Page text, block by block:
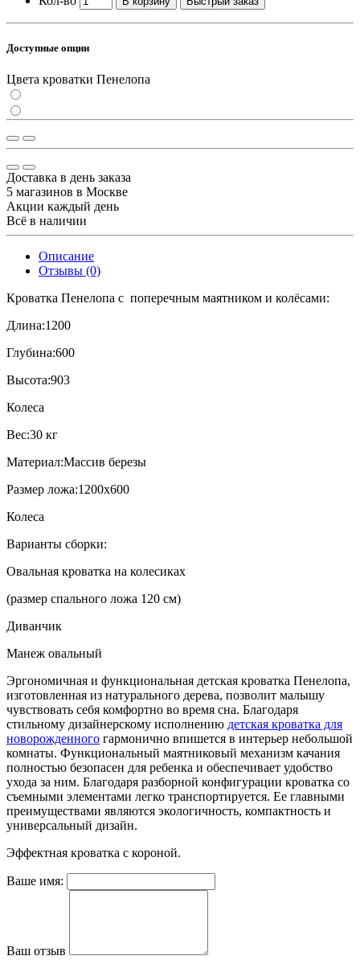
Доступные опции
Цвета кроватки Пенелопа
Доставка в день заказа
5 магазинов в Москве
Акции каждый день
Всё в наличии
Описание
Отзывы (0)
Кроватка Пенелопа с поперечным маятником и колёсами:
Длина:1200
Глубина:600
Высота:903
Колеса
Вес:30 кг
Материал:Массив березы
Размер ложа:1200х600
Колеса
Варианты сборки:
Овальная кроватка на колесиках
(размер спального ложа 120 см)
Диванчик
Манеж овальный
Эргономичная и функциональная детская кроватка Пенелопа,
изготовленная из натурального дерева, позволит малышу
чувствовать себя комфортно во время сна. Благодаря
стильному дизайнерскому исполнению детская кроватка для
новорожденного гармонично впишется в интерьер небольшой
комнаты. Функциональный маятниковый механизм качания
полностью безопасен для ребенка и обеспечивает удобство
ухода за ним. Благодаря разборной конфигурации кроватка со
съемными элементами легко транспортируется. Ее главными
преимуществами являются экологичность, компактность и
универсальный дизайн.
Эффектная кроватка с короной.
Ваше имя:
Ваш отзыв